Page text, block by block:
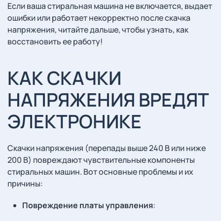
Если ваша стиральная машина не включается, выдает
ошибки или работает некорректно после скачка
напряжения, читайте дальше, чтобы узнать, как
восстановить ее работу!
КАК СКАЧКИ
НАПРЯЖЕНИЯ ВРЕДЯТ
ЭЛЕКТРОНИКЕ
Скачки напряжения (перепады выше 240 В или ниже
200 В) повреждают чувствительные компоненты
стиральных машин. Вот основные проблемы и их
причины:
Повреждение платы управления: